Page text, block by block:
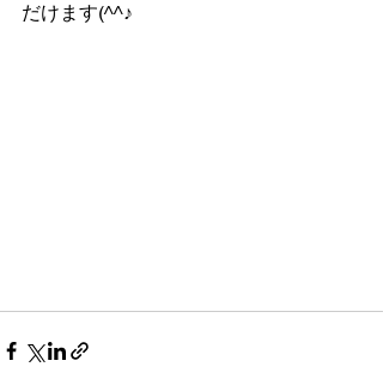
だけます(^^♪